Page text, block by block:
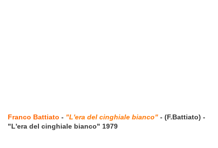
Franco Battiato - "L'era del cinghiale bianco" - (F.Battiato) -
"L'era del cinghiale bianco" 1979